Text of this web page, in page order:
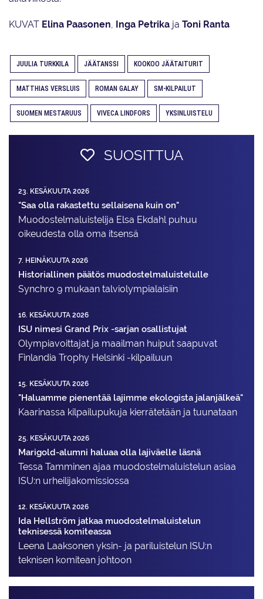
KUVAT Elina Paasonen, Inga Petrika ja Toni Ranta
JUULIA TURKKILA JÄÄTANSSI KOOKOO JÄÄTAITURIT
MATTHIAS VERSLUIS ROMAN GALAY SM-KILPAILUT
SUOMEN MESTARUUS VIVECA LINDFORS YKSINLUISTELU
SUOSITTUA
23. KESÄKUUTA 2026
"Saa olla rakastettu sellaisena kuin on"
Muodostelma­luistelija Elsa Ekdahl puhuu
oikeudesta olla oma itsensä
7. HEINÄKUUTA 2026
Historiallinen päätös muodostelmaluistelulle
Synchro 9 mukaan talviolympialaisiin
16. KESÄKUUTA 2026
ISU nimesi Grand Prix -sarjan osallistujat
Olympiavoittajat ja maailman huiput saapuvat
Finlandia Trophy Helsinki -kilpailuun
15. KESÄKUUTA 2026
"Haluamme pienentää lajimme ekologista jalanjälkeä"
Kaarinassa kilpailupukuja kierrätetään ja tuunataan
25. KESÄKUUTA 2026
Marigold-alumni haluaa olla lajiväelle läsnä
Tessa Tamminen ajaa muodostelma­luistelun asiaa
ISU:n urheilija­komissiossa
12. KESÄKUUTA 2026
Ida Hellström jatkaa muodostelmaluistelun
teknisessä komiteassa
Leena Laaksonen yksin- ja pariluistelun ISU:n
teknisen komitean johtoon